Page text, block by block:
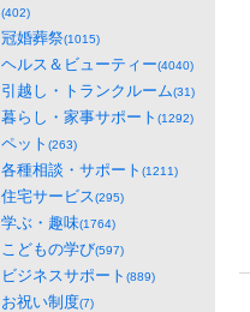
(402)
冠婚葬祭(1015)
ヘルス＆ビューティー(4040)
引越し・トランクルーム(31)
暮らし・家事サポート (1292)
ペット (263)
各種相談・サポート (1211)
住宅サービス(295)
学ぶ・趣味(1764)
こどもの学び(597)
ビジネスサポート (889)
お祝い制度(7)